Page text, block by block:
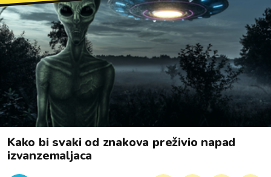
Kako bi svaki od znakova preživio napad
izvanzemaljaca